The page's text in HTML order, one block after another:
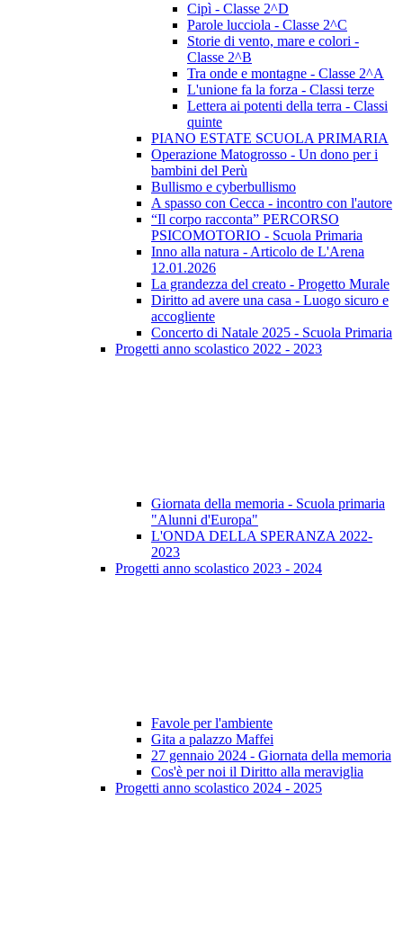
Cipì - Classe 2^D
Parole lucciola - Classe 2^C
Storie di vento, mare e colori -
Classe 2^B
Tra onde e montagne - Classe 2^A
L'unione fa la forza - Classi terze
Lettera ai potenti della terra - Classi
quinte
PIANO ESTATE SCUOLA PRIMARIA
Operazione Matogrosso - Un dono per i
bambini del Perù
Bullismo e cyberbullismo
A spasso con Cecca - incontro con l'autore
“Il corpo racconta” PERCORSO
PSICOMOTORIO - Scuola Primaria
Inno alla natura - Articolo de L'Arena
12.01.2026
La grandezza del creato - Progetto Murale
Diritto ad avere una casa - Luogo sicuro e
accogliente
Concerto di Natale 2025 - Scuola Primaria
Progetti anno scolastico 2022 - 2023
Giornata della memoria - Scuola primaria
"Alunni d'Europa"
L'ONDA DELLA SPERANZA 2022-
2023
Progetti anno scolastico 2023 - 2024
Favole per l'ambiente
Gita a palazzo Maffei
27 gennaio 2024 - Giornata della memoria
Cos'è per noi il Diritto alla meraviglia
Progetti anno scolastico 2024 - 2025